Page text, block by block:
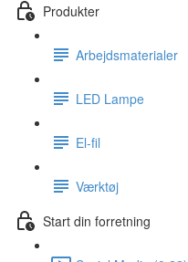
Produkter
Arbejdsmaterialer
LED Lampe
El-fil
Værktøj
Start din forretning